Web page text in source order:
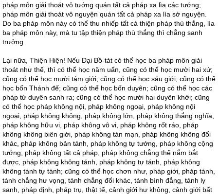
pháp môn giải thoát vô tướng quán tất cả pháp xa lìa các tướng;
pháp môn giải thoát vô nguyện quán tất cả pháp xa lìa sở nguyện.
Do ba pháp môn này có thể thu nhiếp tất cả thiện pháp thù thắng, lìa
ba pháp môn này, mà tu tập thiện pháp thù thắng thì chẳng sanh
trưởng.
Lại nữa, Thiện Hiện! Nếu Đại Bồ-tát có thể học ba pháp môn giải
thoát như thế, thì có thể học năm uẩn, cũng có thể học mười hai xứ;
cũng có thể học mười tám giới; cũng có thể học sáu giới; cũng có thể
học bốn Thánh đế; cũng có thể học bốn duyên; cũng có thể học các
pháp từ duyên sanh ra; cũng có thể học mười hai duyên khởi; cũng
có thể học pháp không nội, pháp không ngoại, pháp không nội
ngoại, pháp không không, pháp không lớn, pháp không thắng nghĩa,
pháp không hữu vi, pháp không vô vi, pháp không rốt ráo, pháp
không không biên giới, pháp không tản mạn, pháp không không đổi
khác, pháp không bản tánh, pháp không tự tướng, pháp không cộng
tướng, pháp không tất cả pháp, pháp không chẳng thể nắm bắt
được, pháp không không tánh, pháp không tự tánh, pháp không
không tánh tự tánh; cũng có thể học chơn như, pháp giới, pháp tánh,
tánh chẳng hư vọng, tánh chẳng đổi khác, tánh bình đẳng, tánh ly
sanh, pháp định, pháp trụ, thật tế, cảnh giới hư không, cảnh giới bất